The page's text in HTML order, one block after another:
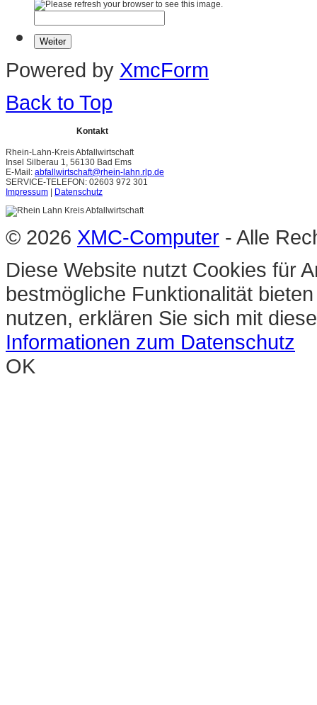
Powered by XmcForm
Back to Top
Kontakt
Rhein-Lahn-Kreis Abfallwirtschaft
Insel Silberau 1, 56130 Bad Ems
E-Mail: abfallwirtschaft@rhein-lahn.rlp.de
SERVICE-TELEFON: 02603 972 301
Impressum
Datenschutz
© 2026 XMC-Computer - Alle
Diese Website nutzt Cookies für
bestmögliche Funktionalität
nutzen, erklären Sie sich mit
Informationen zum Datenschutz
OK